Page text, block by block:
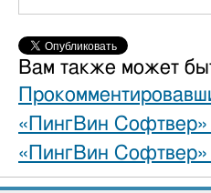
Вам также может
«ПингВин Софтвер»
«ПингВин